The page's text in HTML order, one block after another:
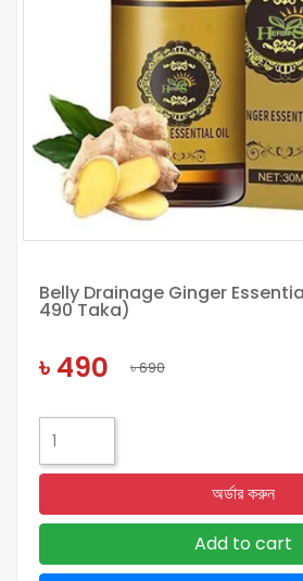
Belly Drainage Ginger
490 Taka)
৳ 490 ৳ 690
অর্ডার করুন
Add to cart